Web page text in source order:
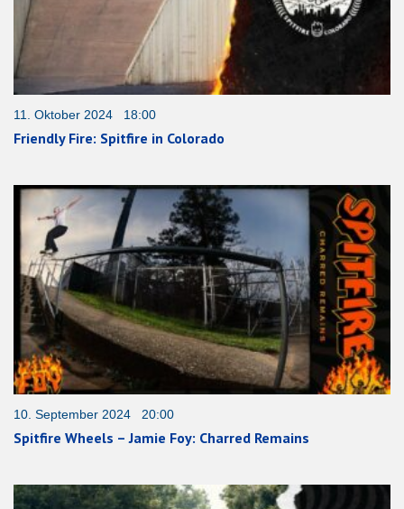
11. Oktober 2024 18:00
Friendly Fire: Spitfire in Colorado
10. September 2024 20:00
Spitfire Wheels – Jamie Foy: Charred Remains